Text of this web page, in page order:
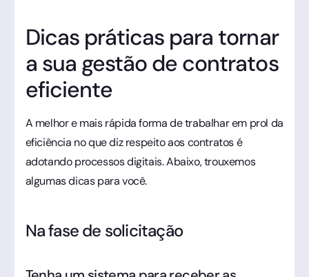
Dicas práticas para tornar
a sua gestão de contratos
eficiente
A melhor e mais rápida forma de trabalhar em prol da
eficiência no que diz respeito aos contratos é
adotando processos digitais. Abaixo, trouxemos
algumas dicas para você.
Na fase de solicitação